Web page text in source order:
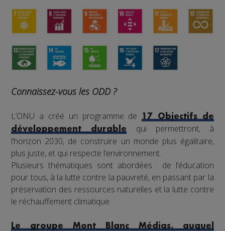
Connaissez-vous les ODD ?
L’ONU a créé un programme de17 Objectifs de
développement durable
qui permettront, à
l’horizon 2030, de construire un monde plus égalitaire,
plus juste, et qui respecte l’environnement.
Plusieurs thématiques sont abordées : de l’éducation
pour tous, à la lutte contre la pauvreté, en passant par la
préservation des ressources naturelles et la lutte contre
le réchauffement climatique.
Le groupe Mont Blanc Médias, auquel